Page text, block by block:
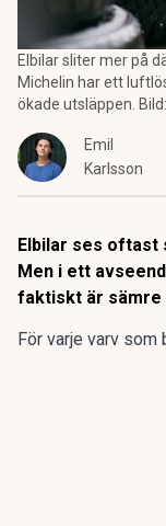
Elbilar sliter mer på
Michelin har ett
ökade utsläppen.
Emil
Karlsson
Elbilar ses oftast
Men i ett
faktiskt är sämre
För varje varv